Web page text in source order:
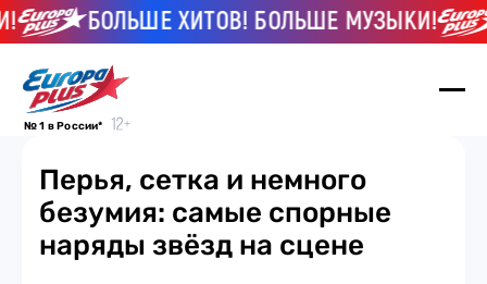
БОЛЬШЕ ХИТОВ! БОЛЬШЕ МУЗЫКИ!
№ 1 в России*
Перья, сетка и немного
безумия: самые спорные
наряды звёзд на сцене